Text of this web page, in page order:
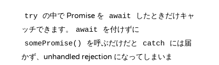
try の中で Promise を await
したときだけキャ
ッチできます。
await を付けずに
somePromise() を呼ぶだけだと catch
には届
かず、unhandled rejection になってしまいま